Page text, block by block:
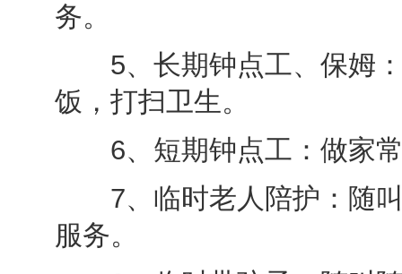
务。
5、长期钟点工、保姆：
饭，打扫卫生。
6、短期钟点工：做家常
7、临时老人陪护：随叫
服务。